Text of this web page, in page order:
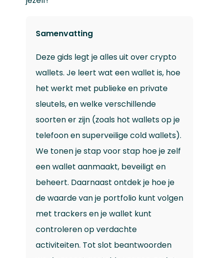
Samenvatting
Deze gids legt je alles uit over crypto
wallets. Je leert wat een wallet is, hoe
het werkt met publieke en private
sleutels, en welke verschillende
soorten er zijn (zoals hot wallets op je
telefoon en superveilige cold wallets).
We tonen je stap voor stap hoe je zelf
een wallet aanmaakt, beveiligt en
beheert. Daarnaast ontdek je hoe je
de waarde van je portfolio kunt volgen
met trackers en je wallet kunt
controleren op verdachte
activiteiten. Tot slot beantwoorden